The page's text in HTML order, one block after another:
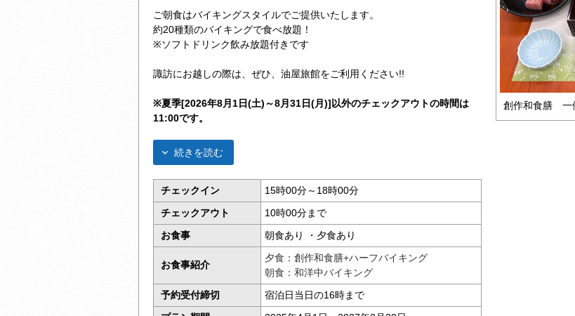
ご朝食はバイキングスタイルでご提供いたします。
約20種類のバイキングで食べ放題！
※ソフトドリンク飲み放題付きです
諏訪にお越しの際は、ぜひ、油屋旅館をご利用ください!!
※夏季[2026年8月1日(土)～8月31日(月)]以外のチェックアウトの時間は
11:00です。
続きを読む
チェックイン
15時00分～18時00分
チェックアウト
10時00分まで
お食事
朝食あり ・夕食あり
お食事紹介
夕食：創作和食膳+ハーフバイキング
朝食：和洋中バイキング
予約受付締切
宿泊日当日の16時まで
創作和食膳 一